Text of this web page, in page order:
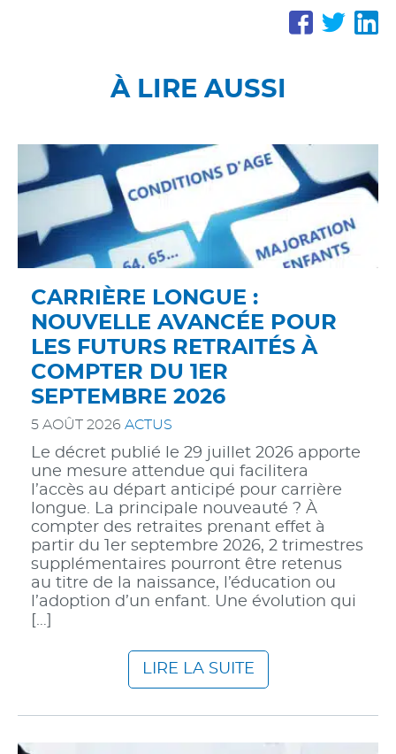
À LIRE AUSSI
CARRIÈRE LONGUE :
NOUVELLE AVANCÉE POUR
LES FUTURS RETRAITÉS À
COMPTER DU 1ER
SEPTEMBRE 2026
5 AOÛT 2026 ACTUS
Le décret publié le 29 juillet 2026 apporte
une mesure attendue qui facilitera
l’accès au départ anticipé pour carrière
longue. La principale nouveauté ? À
compter des retraites prenant effet à
partir du 1er septembre 2026, 2 trimestres
supplémentaires pourront être retenus
au titre de la naissance, l’éducation ou
l’adoption d’un enfant. Une évolution qui
LIRE LA SUITE